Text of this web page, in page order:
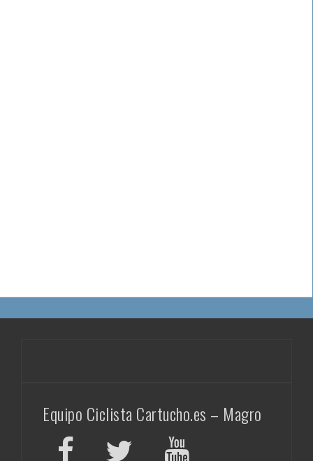
Equipo Ciclista Cartucho.es – Magro